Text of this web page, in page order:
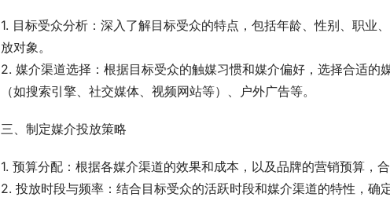
1. 目标受众分析：深入了解目标受众的特点，包括年龄、性别、职业
放对象。
2. 媒介渠道选择：根据目标受众的触媒习惯和媒介偏好，选择合适的
（如搜索引擎、社交媒体、视频网站等）、户外广告等。
三、制定媒介投放策略
1. 预算分配：根据各媒介渠道的效果和成本，以及品牌的营销预算，
2. 投放时段与频率：结合目标受众的活跃时段和媒介渠道的特性，确